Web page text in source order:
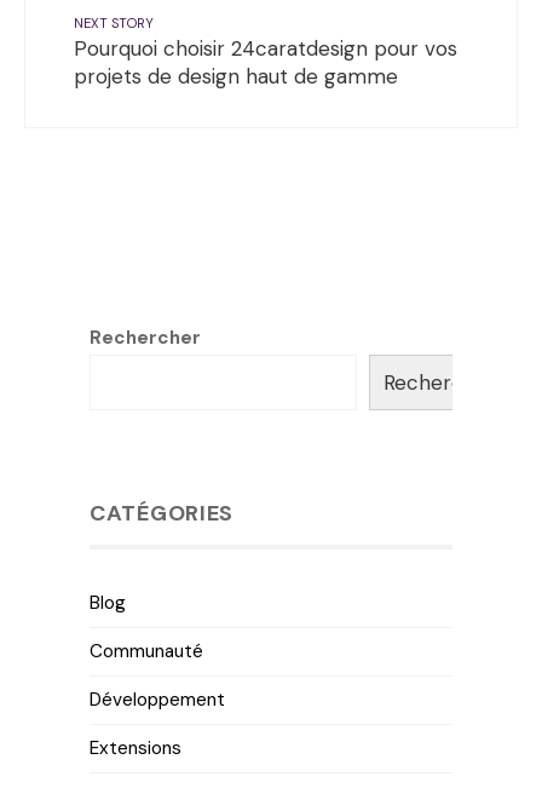
NEXT STORY
Pourquoi choisir 24caratdesign pour vos
projets de design haut de gamme
Rechercher
Rechercher
CATÉGORIES
Blog
Communauté
Développement
Extensions